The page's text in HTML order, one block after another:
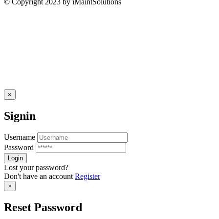
×
Signin
Username
Password
Lost your password?
Don't have an account Register
×
Reset Password